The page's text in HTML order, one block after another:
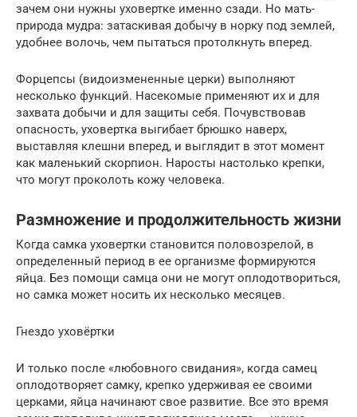
зачем они нужны уховертке именно сзади. Но мать-
природа мудра: затаскивая добычу в норку под землей,
удобнее волочь, чем пытаться протолкнуть вперед.
Форцепсы (видоизмененные церки) выполняют
несколько функций. Насекомые применяют их и для
захвата добычи и для защиты себя. Почувствовав
опасность, уховертка выгибает брюшко наверх,
выставляя клешни вперед, и выглядит в этот момент
как маленький скорпион. Наросты настолько крепки,
что могут проколоть кожу человека.
Размножение и продолжительность жизни
Когда самка уховертки становится половозрелой, в
определенный период в ее организме формируются
яйца. Без помощи самца они не могут оплодотвориться,
но самка может носить их несколько месяцев.
Гнездо уховёртки
И только после «любовного свидания», когда самец
оплодотворяет самку, крепко удерживая ее своими
церками, яйца начинают свое развитие. Все это время